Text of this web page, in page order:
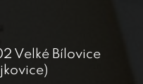
Velké Bílovice